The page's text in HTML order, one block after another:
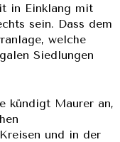
in Einklang mit
sein. Dass dem
welche
Siedlungen
kündigt Maurer an,
und in der